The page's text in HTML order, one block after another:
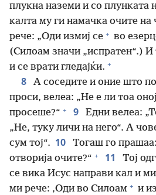
плукна наземи и со плунката
калта му ги намачка очите на
рече: „Оди измиј се + во
(Силоам значи „испратен“.) И
и се врати гледајќи. +
8
А соседите и оние што
проси, велеа: „Не е ли тоа
просеше?“ + 9
Едни велеа:
„Не, туку личи на него“. А
сум тој“. 10
Тогаш го
отворија очите?“ + 11
Тој
се вика Исус направи кал и
ми рече: ‚Оди во Силоам + и